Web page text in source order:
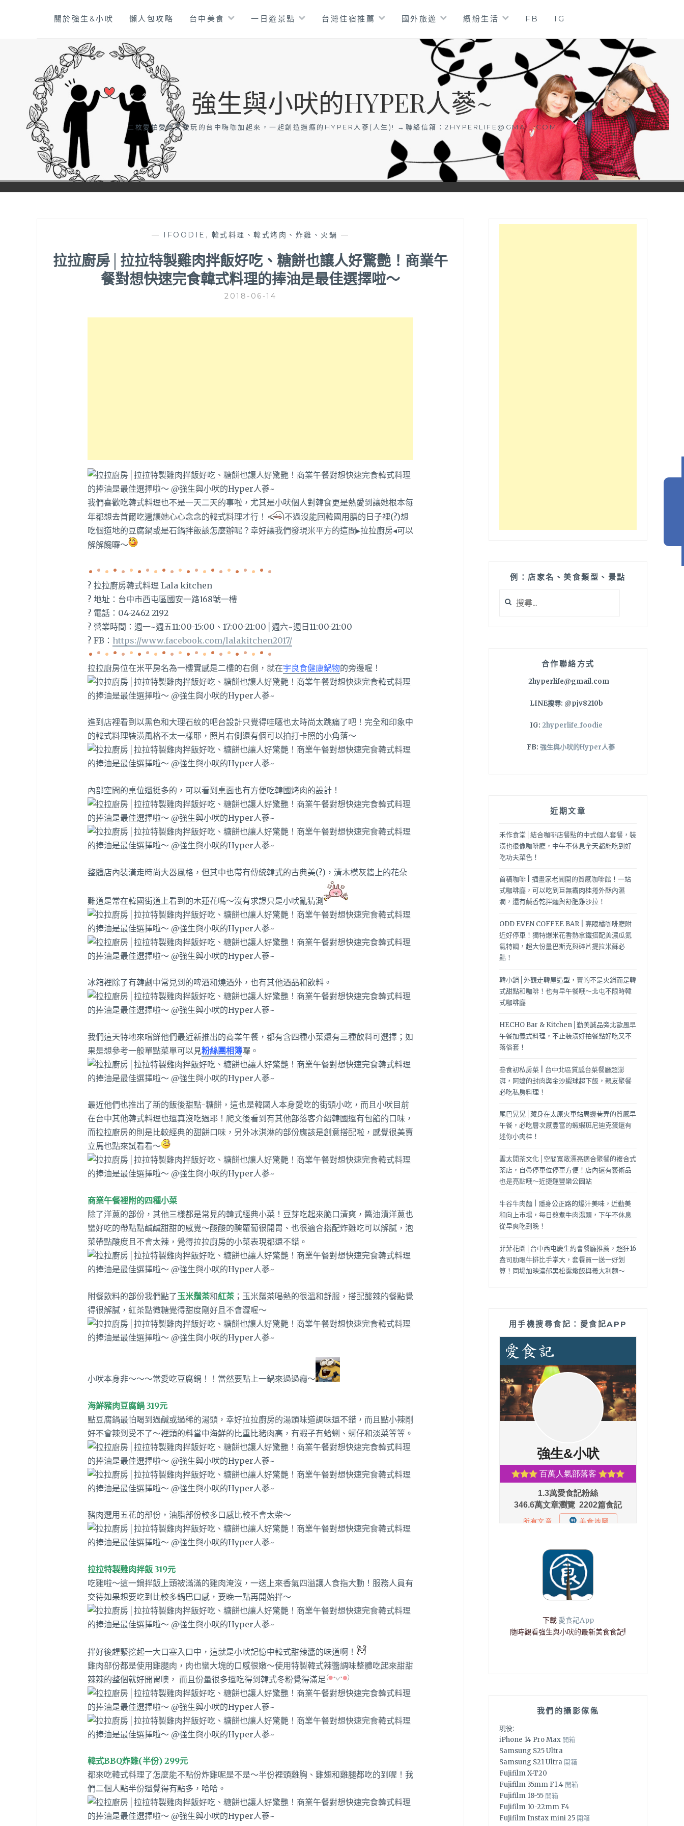
關於強生&小吠 懶人包攻略 台中美食 一日遊景點 台灣住宿推薦 國外旅遊 繽紛生活 FB IG
強生與小吠的HYPER人蔘~
二枚愛拍愛吃又愛玩的台中嗨咖加起來，一起創造過癮的HYPER人蔘(人生)! →聯絡信箱： 2HYPERLIFE@GMAIL.COM
— IFOODIE , 韓式料理、韓式烤肉、炸雞、火鍋 —
拉拉廚房│拉拉特製雞肉拌飯好吃、糖餅也讓人好驚艷！商業午
餐對想快速完食韓式料理的捧油是最佳選擇啦～
2018-06-14
我們喜歡吃韓式料理也不是一天二天的事啦，尤其是小吠個人對韓食更是熱愛到讓她根本每
年都想去首爾吃遍讓她心心念念的韓式料理才行！
不過沒能回韓國用膳的日子裡(?)想
吃個道地的豆腐鍋或是石鍋拌飯該怎麼辦呢？幸好讓我們發現米平方的這間▸拉拉廚房◂可以
解解饞囉～
? 拉拉廚房韓式料理 Lala kitchen
? 地址：台中市西屯區國安一路168號一樓
? 電話：04-2462 2192
? 營業時間：週一~週五11:00-15:00、17:00-21:00│週六~週日11:00-21:00
? FB： https://www.facebook.com/lalakitchen2017/
拉拉廚房位在米平房名為一樓實感是二樓的右側，就在宇良食健康鍋物的旁邊喔！
進到店裡看到以黑色和大理石紋的吧台設計只覺得哇噻也太時尚太跳痛了吧！完全和印象中
的韓式料理裝潢風格不太一樣耶，照片右側還有個可以拍打卡照的小角落～
內部空間的桌位還挺多的，可以看到桌面也有方便吃韓國烤肉的設計！
整體店內裝潢走時尚大器風格，但其中也帶有傳統韓式的古典美(?)，清木模灰牆上的花朵
難道是常在韓國街道上看到的木蓮花嗎～沒有求證只是小吠亂猜測
冰箱裡除了有韓劇中常見到的啤酒和燒酒外，也有其他酒品和飲料。
我們這天特地來嚐鮮他們最近新推出的商業午餐，都有含四種小菜還有三種飲料可選擇；如
果是想參考一般單點菜單可以見粉絲團相簿囉。
最近他們也推出了新的飯後甜點-糖餅，這也是韓國人本身愛吃的街頭小吃，而且小吠目前
在台中其他韓式料理也還真沒吃過耶！爬文後看到有其他部落客介紹韓國還有包餡的口味，
而拉拉廚房的則是比較經典的甜餅口味，另外冰淇淋的部份應該是創意搭配啦，感覺很美賣
立馬也點來試看看～
商業午餐裡附的四種小菜
除了洋蔥的部份，其他三樣都是常見的韓式經典小菜！豆芽吃起來脆口清爽，醬油漬洋蔥也
蠻好吃的帶點點鹹鹹甜甜的感覺～酸酸的醃蘿蔔很開胃、也很適合搭配炸雞吃可以解膩，泡
菜帶點酸度且不會太辣，覺得拉拉廚房的小菜表現都還不錯。
附餐飲料的部份我們點了玉米鬚茶和紅茶；玉米鬚茶喝熱的很溫和舒服，搭配酸辣的餐點覺
得很解膩，紅茶點微糖覺得甜度剛好且不會澀喔～
小吠本身非～～～常愛吃豆腐鍋！！當然要點上一鍋來過過癮～
海鮮豬肉豆腐鍋 319元
點豆腐鍋最怕喝到過鹹或過稀的湯頭，幸好拉拉廚房的湯頭味道調味還不錯，而且點小辣剛
好不會辣到受不了～裡頭的料當中海鮮的比重比豬肉高，有蝦子有蛤蜊、蚵仔和淡菜等等。
豬肉選用五花的部份，油脂部份較多口感比較不會太柴～
拉拉特製雞肉拌飯 319元
吃雞啦～這一鍋拌飯上頭被滿滿的雞肉淹沒，一送上來香氣四溢讓人食指大動！服務人員有
交待如果想要吃到比較多鍋巴口感，要晚一點再開始拌～
拌好後趕緊挖起一大口塞入口中，這就是小吠記憶中韓式甜辣醬的味道啊！
雞肉部份都是使用雞腿肉，肉也蠻大塊的口感很嫩～使用特製韓式辣醬調味整體吃起來甜甜
辣辣的整個就好開胃噢， 而且份量很多還吃得到韓式冬粉覺得滿足
韓式BBQ炸雞(半份) 299元
都來吃韓式料理了怎麼能不點份炸雞呢是不是～半份裡頭雞胸、雞翅和雞腿都吃的到喔！我
們二個人點半份還覺得有點多，哈哈。
例：店家名、美食類型、景點
尋
合作聯絡方式
2hyperlife@gmail.com
LINE搜尋: @pjv8210b
IG: 2hyperlife_foodie
FB: 強生與小吠的Hyper人蔘
近期文章
禾作食堂│結合咖啡店餐點的中式個人套餐，裝
潢也很像咖啡廳，中午不休息全天都能吃到好
吃功夫菜色！
首稿咖啡 | 插畫家老闆開的質感咖啡館！一站
式咖啡廳，可以吃到巨無霸肉桂捲外酥內濕
潤，還有鹹香乾拌麵與舒肥雞沙拉！
ODD EVEN COFFEE BAR | 亮眼橘咖啡廳附
近好停車！獨特爆米花香熱拿鐵搭配美濃瓜氮
氣特調，超大份量巴斯克與碎片提拉米蘇必
點！
韓小鍋│外觀走韓屋造型，賣的不是火鍋而是韓
式甜點和咖啡！也有早午餐哦～北屯不限時韓
式咖啡廳
HECHO Bar & Kitchen│勤美誠品旁北歐風早
午餐加義式料理，不止裝潢好拍餐點好吃又不
落俗套！
叁食初私房菜 | 台中北區質感台菜餐廳超澎
湃，阿嬤的封肉與金沙蝦球超下飯，親友聚餐
必吃私房料理！
尾巴晃晃│藏身在太原火車站周邊巷弄的質感早
午餐，必吃層次感豐富的蝦蝦班尼迪克蛋還有
迷你小肉桂！
雲太閒茶文化│空間寬敞漂亮適合聚餐的複合式
茶店，自帶停車位停車方便！店內還有藝術品
也是亮點哦～近捷運豐樂公園站
牛谷牛肉麵 | 隱身公正路的爆汁美味，近勤美
和向上市場，每日熬煮牛肉湯頭，下午不休息
從早爽吃到晚！
菲菲花園│台中西屯慶生約會餐廳推薦，超狂16
盎司肋眼牛排比手掌大，套餐買一送一好划
算！同場加映濃郁黑松露燉飯與義大利麵～
用手機搜尋食記：愛食記APP
下載 愛食記App
隨時觀看強生與小吠的最新美食食記!
我們的攝影傢俬
現役:
iPhone 14 Pro Max 開箱
Samsung S25 Ultra
Samsung S21 Ultra 開箱
Fujifilm X-T20
Fujifilm 35mm F1.4 開箱
Fujifilm 18-55 開箱
Fujifilm 10-22mm F4
Fujifilm Instax mini 25 開箱